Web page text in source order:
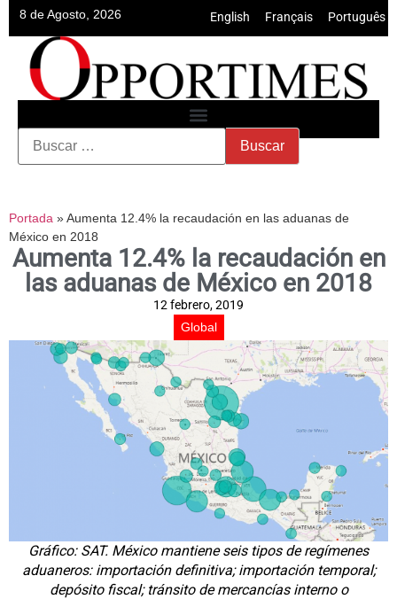
8 de Agosto, 2026 English Français Português
Portada »Aumenta 12.4% la recaudación en las aduanas de
México en 2018
Aumenta 12.4% la recaudación en
las aduanas de México en 2018
12 febrero, 2019
Global
Gráfico: SAT. México mantiene seis tipos de regímenes
aduaneros: importación definitiva; importación temporal;
depósito fiscal; tránsito de mercancías interno o